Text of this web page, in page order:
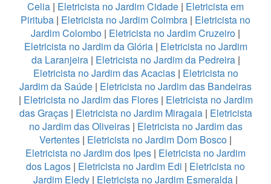
Celia | Eletricista no Jardim Cidade | Eletricista em
Pirituba | Eletricista no Jardim Coimbra | Eletricista no
Jardim Colombo | Eletricista no Jardim Cruzeiro |
Eletricista no Jardim da Glória| Eletricista no Jardim
da Laranjeira| Eletricista no Jardim da Pedreira|
Eletricista no Jardim das Acacias| Eletricista no
Jardim da Saúde | Eletricista no Jardim das Bandeiras
| Eletricista no Jardim das Flores| Eletricista no Jardim
das Graças| Eletricista no Jardim Miragaia| Eletricista
no Jardim das Oliveiras| Eletricista no Jardim das
Vertentes | Eletricista no Jardim Dom Bosco |
Eletricista no Jardim dos Ipes | Eletricista no Jardim
dos Lagos | Eletricista no Jardim Edi | Eletricista no
Jardim Eledy | Eletricista no Jardim Esmeralda |